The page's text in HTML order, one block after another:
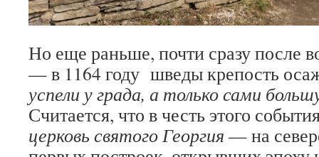
Но еще раньше, почти сразу после
— в 1164 году шведы крепость
успели у града, а только сами
Считается, что в честь этого
церковь святого Георгия — на